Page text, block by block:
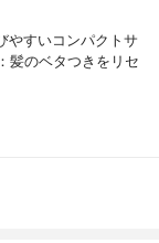
やすいコンパクトサ
髪のベタつきをリセ